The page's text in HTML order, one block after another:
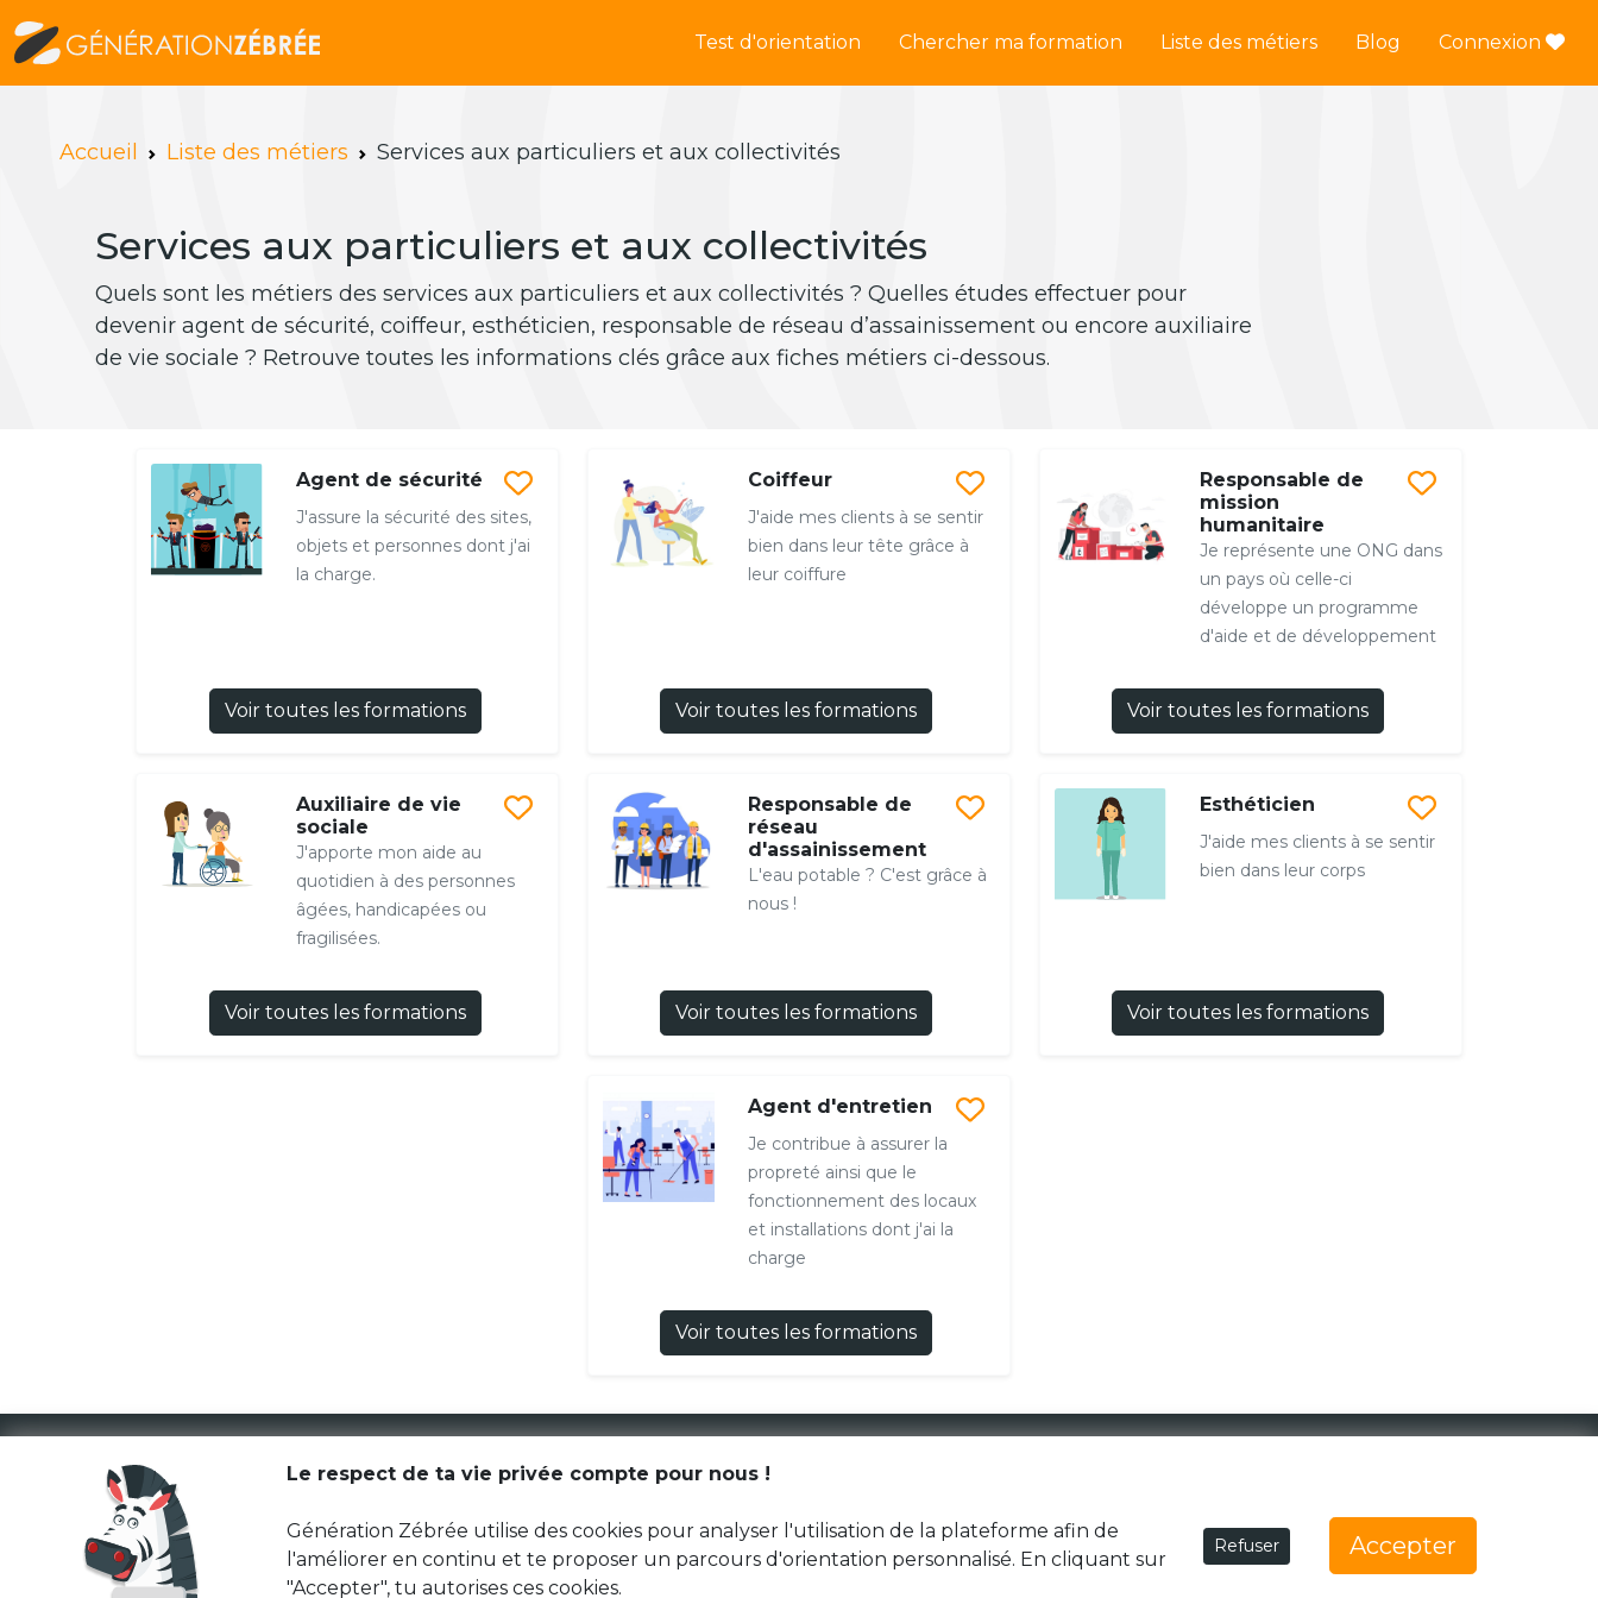
Test d'orientation Chercher ma formation Liste des métiers Blog Connexion
Accueil Liste des métiers Services aux particuliers et aux collectivités
Services aux particuliers et aux collectivités
Quels sont les métiers des services aux particuliers et aux collectivités ? Quelles études effectuer pour
devenir agent de sécurité, coiffeur, esthéticien, responsable de réseau d’assainissement ou encore auxiliaire
de vie sociale ? Retrouve toutes les informations clés grâce aux fiches métiers ci-dessous.
Agent de sécurité
J'assure la sécurité des sites,
objets et personnes dont j'ai
la charge.
Voir toutes les formations
Coiffeur
J'aide mes clients à se sentir
bien dans leur tête grâce à
leur coiffure
Voir toutes les formations
Responsable de
mission
humanitaire
Je représente une ONG dans
un pays où celle-ci
développe un programme
d'aide et de développement
Voir toutes les formations
Auxiliaire de vie
sociale
J'apporte mon aide au
quotidien à des personnes
âgées, handicapées ou
fragilisées.
Voir toutes les formations
Responsable de
réseau
d'assainissement
L'eau potable ? C'est grâce à
nous !
Voir toutes les formations
Esthéticien
J'aide mes clients à se sentir
bien dans leur corps
Voir toutes les formations
Agent d'entretien
Je contribue à assurer la
propreté ainsi que le
fonctionnement des locaux
et installations dont j'ai la
charge
Voir toutes les formations
team@generationzebree.fr
Le respect de ta vie privée compte pour nous !
Génération Zébrée utilise des cookies pour analyser l'utilisation de la plateforme afin de
l'améliorer en continu et te proposer un parcours d'orientation personnalisé. En cliquant sur
"Accepter", tu autorises ces cookies.
Refuser Accepter